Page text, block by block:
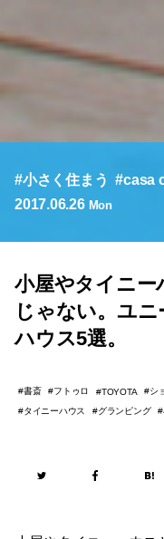
小さく住まう
casa
2017.06.26 Mon
小屋やタイニー
じゃない。ユ
ハウス5選。
書斎 フトゥロ TOYOTA シ
タイニーハウス
グランピング